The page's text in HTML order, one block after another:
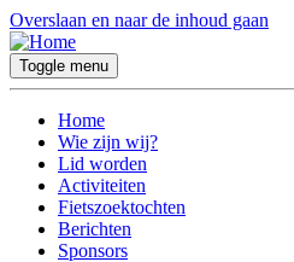
Overslaan en naar de inhoud gaan
Toggle menu
Home
Wie zijn wij?
Lid worden
Activiteiten
Fietszoektochten
Berichten
Sponsors